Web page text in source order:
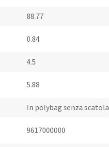
88.77
0.84
4.5
5.88
In polybag senza scatola
9617000000